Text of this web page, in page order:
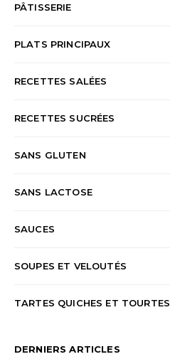
PÂTISSERIE
PLATS PRINCIPAUX
RECETTES SALÉES
RECETTES SUCRÉES
SANS GLUTEN
SANS LACTOSE
SAUCES
SOUPES ET VELOUTÉS
TARTES QUICHES ET TOURTES
DERNIERS ARTICLES